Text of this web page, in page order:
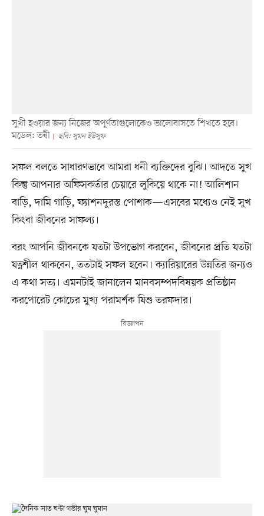
সুখী হওয়ার জন্য নিজের অপূর্ণতাগুলোকেও ভালোবাসতে শিখতে হবে।
মডেল: তন্বী
ছবি: সুমন ইউসুফ
সফল বলতে সাধারণভাবে আমরা ধনী ব্যক্তিদের বুঝি। আদতে সুখ
কিন্তু আপনার অফিসকর্তার চেয়ারে লুকিয়ে থাকে না! আলিশান
বাড়ি, দামি গাড়ি, ফ্যাশনদুরস্ত পোশাক—এসবের মধ্যেও নেই সুখ
কিংবা জীবনের সাফল্য।
বরং আপনি জীবনকে যতটা উপভোগ করবেন, জীবনের প্রতি যতটা
যত্নশীল থাকবেন, ততটাই সফল হবেন। ক্যারিয়ারের উন্নতির জন্যও
এ কথা সত্য। এমনটাই জানালেন মানবসম্পদবিষয়ক প্রতিষ্ঠান
করপোরেট কোচের মুখ্য পরামর্শক যিশু তরফদার।